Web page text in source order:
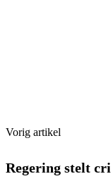
Vorig artikel
Regering stelt